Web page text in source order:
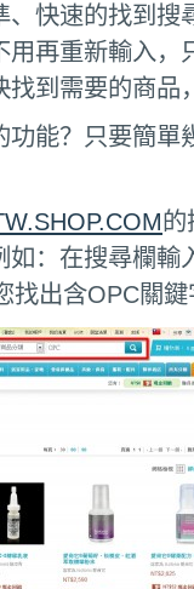
、快速的找到搜
用再重新輸入，
找到需要的商品
功能？只要簡單
的
如：在搜尋欄輸
找出含OPC關